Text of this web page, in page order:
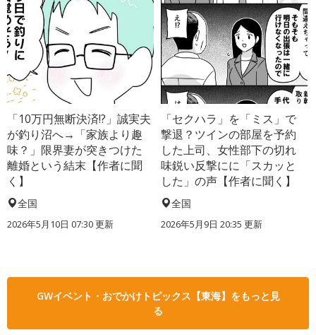
「10万円無断決済!?」誠実夫
が釣り沼へ→「家族より趣
味？」限界妻が突きつけた
離婚という結末【作者に聞
く】
全国
2026年5月10日 07:30 更新
「セクハラ」を「ミス」で
撃退？ツインの部屋を予約
した上司、女性部下の切れ
味鋭い反撃にに「スカッと
した」の声【作者に聞く】
全国
2026年5月9日 20:35 更新
GWイベント・おでかけトピックス【東海】をもっと見
る